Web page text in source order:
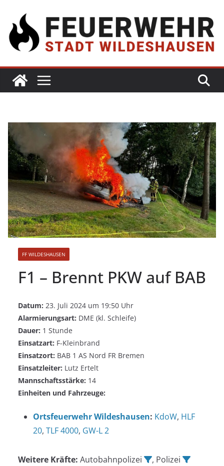
FF WILDESHAUSEN
F1 – Brennt PKW auf BAB
Datum: 23. Juli 2024 um 19:50 Uhr
Alarmierungsart: DME (kl. Schleife)
Dauer: 1 Stunde
Einsatzart: F-Kleinbrand
Einsatzort: BAB 1 AS Nord FR Bremen
Einsatzleiter: Lutz Ertelt
Mannschaftsstärke: 14
Einheiten und Fahrzeuge:
Ortsfeuerwehr Wildeshausen: KdoW, HLF
20, TLF 4000, GW-L 2
Weitere Kräfte: Autobahnpolizei , Polizei